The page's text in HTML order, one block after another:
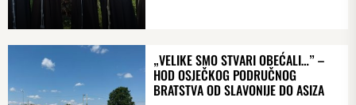
„VELIKE SMO STVARI OBEĆALI…” –
HOD OSJEČKOG PODRUČNOG
BRATSTVA OD SLAVONIJE DO ASIZA